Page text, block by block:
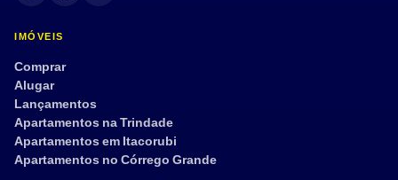
IMÓVEIS
Comprar
Alugar
Lançamentos
Apartamentos na Trindade
Apartamentos em Itacorubi
Apartamentos no Córrego Grande